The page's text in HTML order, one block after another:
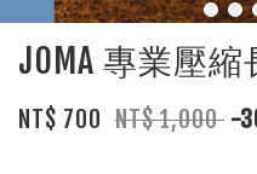
JOMA 專業壓
NT$ 700 NT$ 1,000 -